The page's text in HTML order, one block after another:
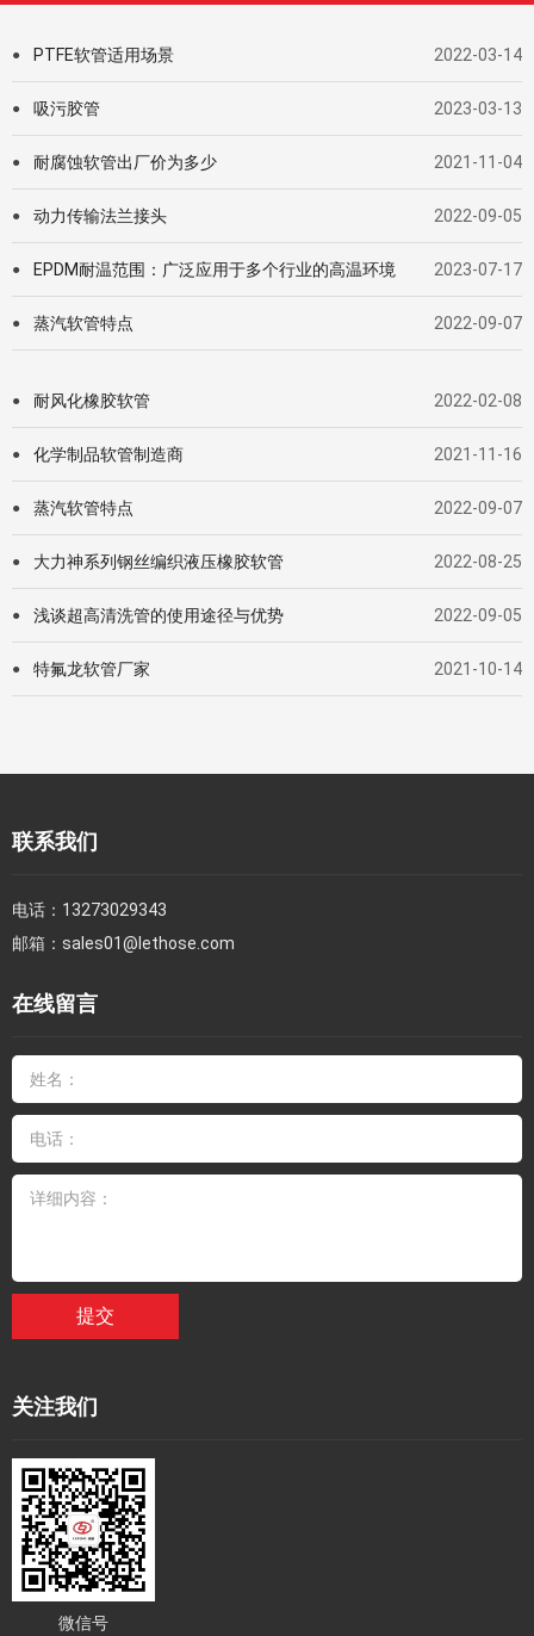
● PTFE软管适用场景 2022-03-14
● 吸污胶管 2023-03-13
● 耐腐蚀软管出厂价为多少 2021-11-04
● 动力传输法兰接头 2022-09-05
● EPDM耐温范围：广泛应用于多个行业的高温环境 2023-07-17
● 蒸汽软管特点 2022-09-07
● 耐风化橡胶软管 2022-02-08
● 化学制品软管制造商 2021-11-16
● 蒸汽软管特点 2022-09-07
● 大力神系列钢丝编织液压橡胶软管 2022-08-25
● 浅谈超高清洗管的使用途径与优势 2022-09-05
● 特氟龙软管厂家 2021-10-14
联系我们
电话： 13273029343
邮箱： sales01@lethose.com
在线留言
提交
关注我们
微信号